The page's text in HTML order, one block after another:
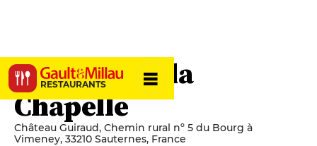
RESTAURANTS
Restaurant la
Chapelle
Château Guiraud, Chemin rural nº 5 du Bourg à
Vimeney, 33210 Sauternes, France